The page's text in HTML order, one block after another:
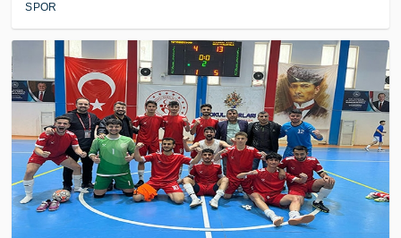
SPOR